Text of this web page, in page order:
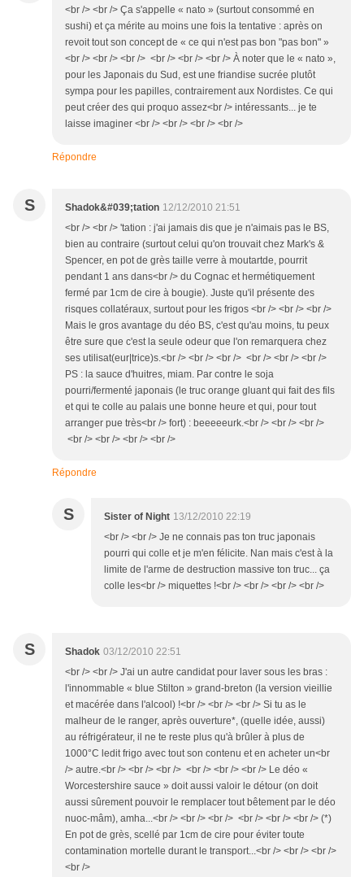
<br /> <br /> Ça s'appelle « nato » (surtout consommé en
sushi) et ça mérite au moins une fois la tentative : après on
revoit tout son concept de « ce qui n'est pas bon "pas bon" »
<br /> <br /> <br /> <br /> <br /> <br /> À noter que le « nato »,
pour les Japonais du Sud, est une friandise sucrée plutôt
sympa pour les papilles, contrairement aux Nordistes. Ce qui
peut créer des qui proquo assez<br /> intéressants... je te
laisse imaginer <br /> <br /> <br /> <br />
Répondre
S Shadok&#039;tation 12/12/2010 21:51
<br /> <br /> 'tation : j'ai jamais dis que je n'aimais pas le BS,
bien au contraire (surtout celui qu'on trouvait chez Mark's &
Spencer, en pot de grès taille verre à moutartde, pourrit
pendant 1 ans dans<br /> du Cognac et hermétiquement
fermé par 1cm de cire à bougie). Juste qu'il présente des
risques collatéraux, surtout pour les frigos <br /> <br /> <br />
Mais le gros avantage du déo BS, c'est qu'au moins, tu peux
être sure que c'est la seule odeur que l'on remarquera chez
ses utilisat(eur|trice)s.<br /> <br /> <br /> <br /> <br /> <br />
PS : la sauce d'huitres, miam. Par contre le soja
pourri/fermenté japonais (le truc orange gluant qui fait des fils
et qui te colle au palais une bonne heure et qui, pour tout
arranger pue très<br /> fort) : beeeeeurk.<br /> <br /> <br />
<br /> <br /> <br /> <br />
Répondre
S Sister of Night 13/12/2010 22:19
<br /> <br /> Je ne connais pas ton truc japonais
pourri qui colle et je m'en félicite. Nan mais c'est à la
limite de l'arme de destruction massive ton truc... ça
colle les<br /> miquettes !<br /> <br /> <br /> <br />
S Shadok 03/12/2010 22:51
<br /> <br /> J'ai un autre candidat pour laver sous les bras :
l'innommable « blue Stilton » grand-breton (la version vieillie
et macérée dans l'alcool) !<br /> <br /> <br /> Si tu as le
malheur de le ranger, après ouverture*, (quelle idée, aussi)
au réfrigérateur, il ne te reste plus qu'à brûler à plus de
1000°C ledit frigo avec tout son contenu et en acheter un<br
/> autre.<br /> <br /> <br /> <br /> <br /> <br /> Le déo «
Worcestershire sauce » doit aussi valoir le détour (on doit
aussi sûrement pouvoir le remplacer tout bêtement par le déo
nuoc-mâm), amha...<br /> <br /> <br /> <br /> <br /> <br /> (*)
En pot de grès, scellé par 1cm de cire pour éviter toute
contamination mortelle durant le transport...<br /> <br /> <br />
<br />